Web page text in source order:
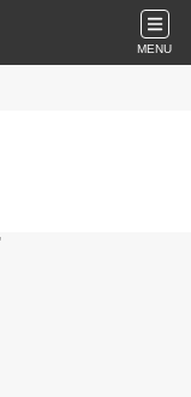
MENU